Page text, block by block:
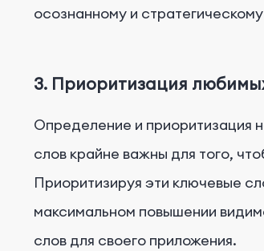
осознанному и
3. Приоритизация
Определение и приоритизация
слов крайне важны для того,
Приоритизируя эти ключевые
максимальном повышении
слов для своего приложения.